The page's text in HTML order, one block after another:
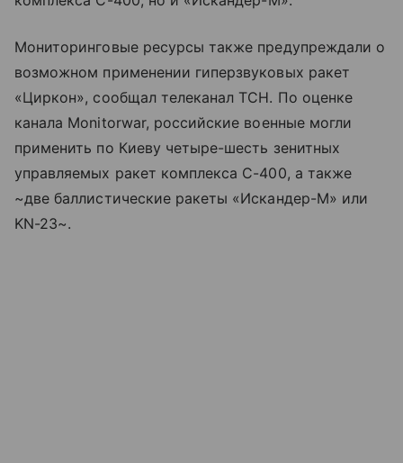
Мониторинговые ресурсы также предупреждали о
возможном применении гиперзвуковых ракет
«Циркон», сообщал телеканал ТСН. По оценке
канала Monitorwar, российские военные могли
применить по Киеву четыре-шесть зенитных
управляемых ракет комплекса С-400, а также
~две баллистические ракеты «Искандер-М» или
KN-23~.